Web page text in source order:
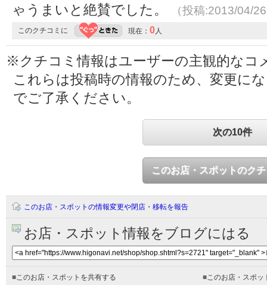
ゃうまいと絶賛でした。
（投稿:2013/04/
このクチコミに 現在： 0人
※クチコミ情報はユーザーの主観的なコ
これらは投稿時の情報のため、変更に
でご了承ください。
次の10件
このお店・スポットのク
このお店・スポットの情報変更や閉店・移転を報告
お店・スポット情報をブログにはる
■このお店・スポットを共有する ■このお店・スポッ